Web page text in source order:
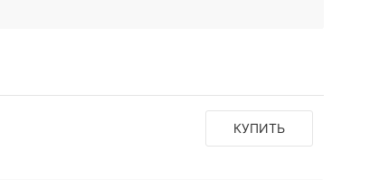
КУПИТЬ